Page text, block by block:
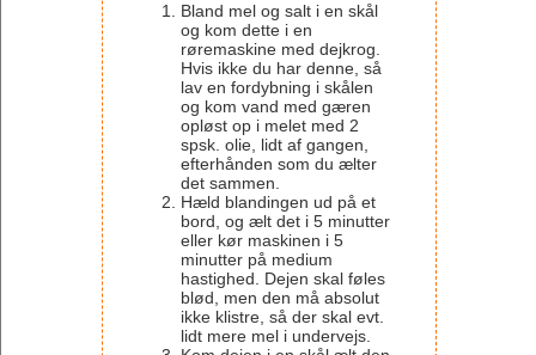
Bland mel og salt i en skål
og kom dette i en
røremaskine med dejkrog.
Hvis ikke du har denne, så
lav en fordybning i skålen
og kom vand med gæren
opløst op i melet med 2
spsk. olie, lidt af gangen,
efterhånden som du ælter
det sammen.
Hæld blandingen ud på et
bord, og ælt det i 5 minutter
eller kør maskinen i 5
minutter på medium
hastighed. Dejen skal føles
blød, men den må absolut
ikke klistre, så der skal evt.
lidt mere mel i undervejs.